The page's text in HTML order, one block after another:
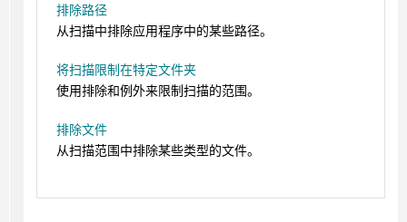
排除路径
从扫描中排除应用程序中的某些路径。
将扫描限制在特定文件夹
使用排除和例外来限制扫描的范围。
排除文件
从扫描范围中排除某些类型的文件。